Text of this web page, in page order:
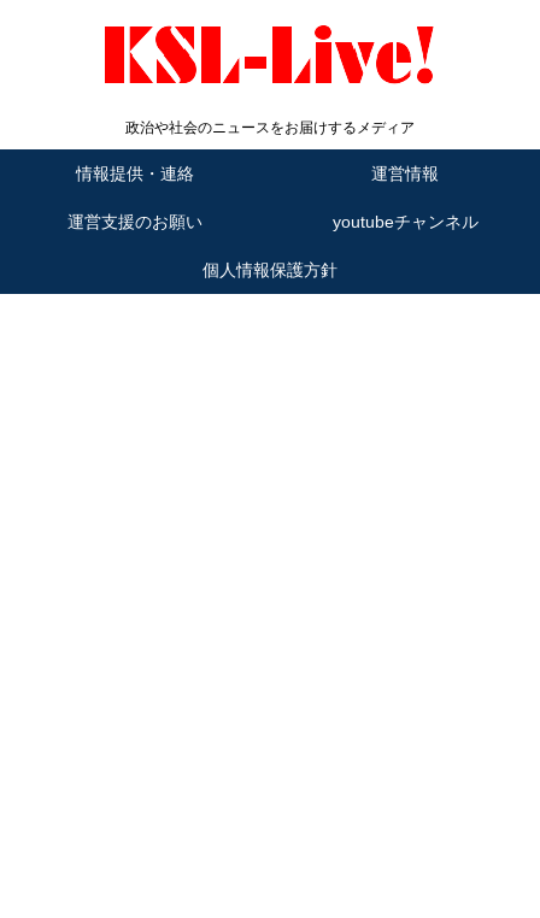
政治や社会のニュースをお届けするメディア
情報提供・連絡 運営情報
運営支援のお願い youtubeチャンネル
個人情報保護方針